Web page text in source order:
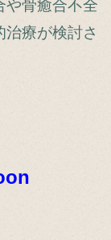
や骨癒合不全
療が検討さ